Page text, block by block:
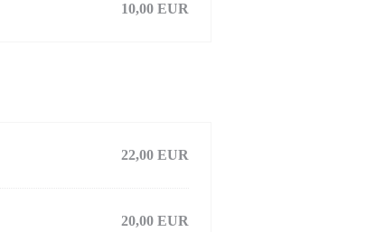
10,00 EUR
22,00 EUR
20,00 EUR